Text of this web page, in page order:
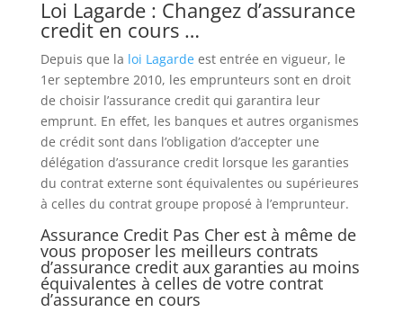
Loi Lagarde : Changez d’assurance
credit en cours …
Depuis que la loi Lagardeest entrée en vigueur, le
1er septembre 2010, les emprunteurs sont en droit
de choisir l’assurance credit qui garantira leur
emprunt. En effet, les banques et autres organismes
de crédit sont dans l’obligation d’accepter une
délégation d’assurance credit lorsque les garanties
du contrat externe sont équivalentes ou supérieures
à celles du contrat groupe proposé à l’emprunteur.
Assurance Credit Pas Cher est à même de
vous proposer les meilleurs contrats
d’assurance credit aux garanties au moins
équivalentes à celles de votre contrat
d’assurance en cours